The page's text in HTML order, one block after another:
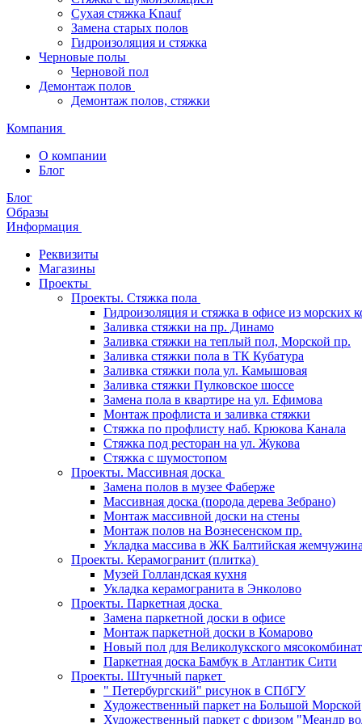
Сухая стяжка Knauf
Замена старых полов
Гидроизоляция и стяжка
Черновые полы
Черновой пол
Демонтаж полов
Демонтаж полов, стяжки
Компания
О компании
Блог
Блог
Образы
Информация
Реквизиты
Магазины
Проекты
Проекты. Стяжка пола
Гидроизоляция и стяжка в офисе из морских
Заливка стяжки на пр. Динамо
Заливка стяжки на теплый пол, Морской пр.
Заливка стяжки пола в ТК Кубатура
Заливка стяжки пола ул. Камышовая
Заливка стяжки Пулковское шоссе
Замена пола в квартире на ул. Ефимова
Монтаж профлиста и заливка стяжки
Стяжка по профлисту наб. Крюкова Канала
Стяжка под ресторан на ул. Жукова
Стяжка с шумостопом
Проекты. Массивная доска
Замена полов в музее Фаберже
Массивная доска (порода дерева Зебрано)
Монтаж массивной доски на стены
Монтаж полов на Вознесенском пр.
Укладка массива в ЖК Балтийская жемчужина
Проекты. Керамогранит (плитка)
Музей Голландская кухня
Укладка керамогранита в Энколово
Проекты. Паркетная доска
Замена паркетной доски в офисе
Монтаж паркетной доски в Комарово
Новый пол для Великолукского
Паркетная доска Бамбук в Атлантик Сити
Проекты. Штучный паркет
" Петербургский" рисунок в СПбГУ
Художественный паркет на Большой Морской
Художественный паркет с фризом "Меандр